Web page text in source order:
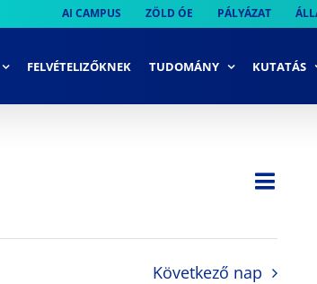
AI CAMPUS ZÖLD ÓE PÁLYÁZAT
FELVÉTELIZŐKNEK TUDOMÁNY KUTATÁS
Nap
Következő nap